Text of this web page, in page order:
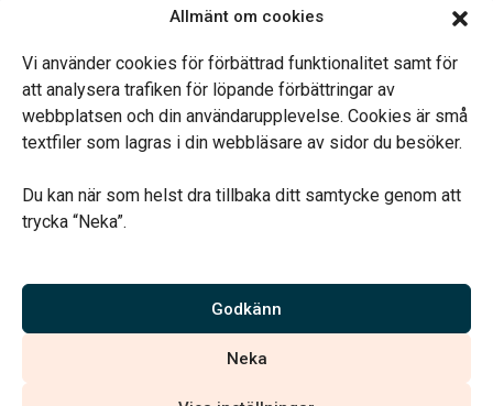
Allmänt om cookies
Vi använder cookies för förbättrad funktionalitet samt för
att analysera trafiken för löpande förbättringar av
webbplatsen och din användarupplevelse. Cookies är små
textfiler som lagras i din webbläsare av sidor du besöker.
Du kan när som helst dra tillbaka ditt samtycke genom att
trycka “Neka”.
Godkänn
Neka
Telefonjour dygnet runt.
Vårt systerbolag Verahill hjälper dig med familjejuridiken –
Vi är auktoriserade av Sveriges Begravningsbyråers Förbund och
har högt ställda krav på utbildning, kvalitet, miljö och arbetsmiljö.